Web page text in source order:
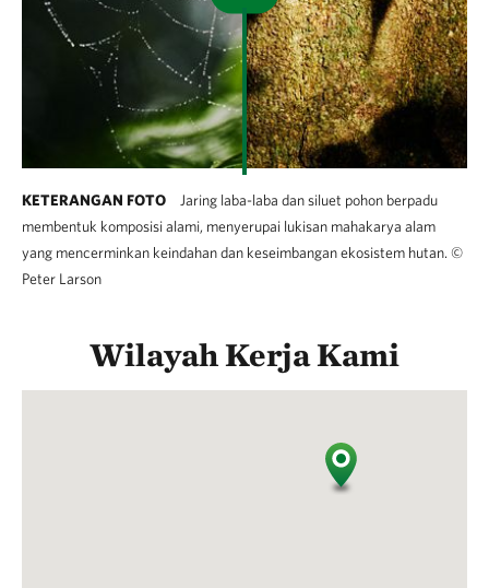
KETERANGAN FOTO
Jaring laba-laba dan siluet pohon berpadu
membentuk komposisi alami, menyerupai lukisan mahakarya alam
yang mencerminkan keindahan dan keseimbangan ekosistem hutan. ©
Peter Larson
Wilayah Kerja Kami